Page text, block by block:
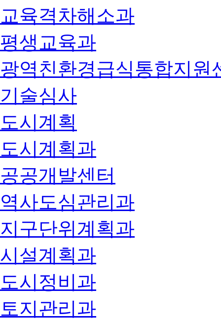
교육격차해소과
평생교육과
광역친환경급식통합지원
기술심사
도시계획
도시계획과
공공개발센터
역사도심관리과
지구단위계획과
시설계획과
도시정비과
토지관리과